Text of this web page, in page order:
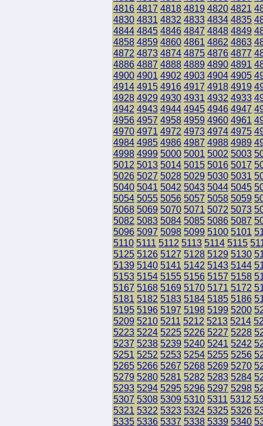
4816 4817 4818 4819 4820 4821
4830 4831 4832 4833 4834 4835
4844 4845 4846 4847 4848 4849
4858 4859 4860 4861 4862 4863
4872 4873 4874 4875 4876 4877
4886 4887 4888 4889 4890 4891
4900 4901 4902 4903 4904 4905
4914 4915 4916 4917 4918 4919
4928 4929 4930 4931 4932 4933
4942 4943 4944 4945 4946 4947
4956 4957 4958 4959 4960 4961
4970 4971 4972 4973 4974 4975
4984 4985 4986 4987 4988 4989
4998 4999 5000 5001 5002 5003
5012 5013 5014 5015 5016 5017
5026 5027 5028 5029 5030 5031
5040 5041 5042 5043 5044 5045
5054 5055 5056 5057 5058 5059
5068 5069 5070 5071 5072 5073
5082 5083 5084 5085 5086 5087
5096 5097 5098 5099 5100 5101
5110 5111 5112 5113 5114 5115
5125 5126 5127 5128 5129 5130
5139 5140 5141 5142 5143 5144
5153 5154 5155 5156 5157 5158
5167 5168 5169 5170 5171 5172
5181 5182 5183 5184 5185 5186
5195 5196 5197 5198 5199 5200
5209 5210 5211 5212 5213 5214
5223 5224 5225 5226 5227 5228
5237 5238 5239 5240 5241 5242
5251 5252 5253 5254 5255 5256
5265 5266 5267 5268 5269 5270
5279 5280 5281 5282 5283 5284
5293 5294 5295 5296 5297 5298
5307 5308 5309 5310 5311 5312
5321 5322 5323 5324 5325 5326
5335 5336 5337 5338 5339 5340